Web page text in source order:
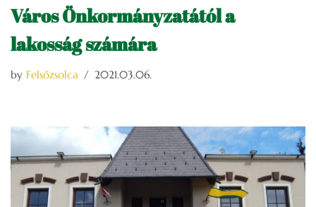
Város Önkormányzatától a
lakosság számára
by Felsőzsolca 2021.03.06.